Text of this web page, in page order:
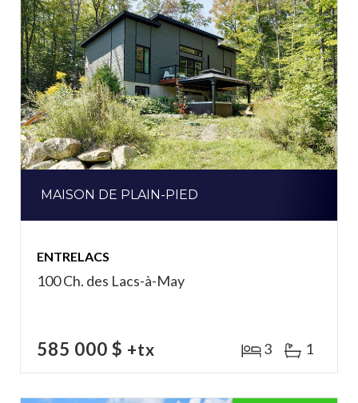
MAISON DE PLAIN-PIED
ENTRELACS
100 Ch. des Lacs-à-May
585 000 $ +tx 3 1